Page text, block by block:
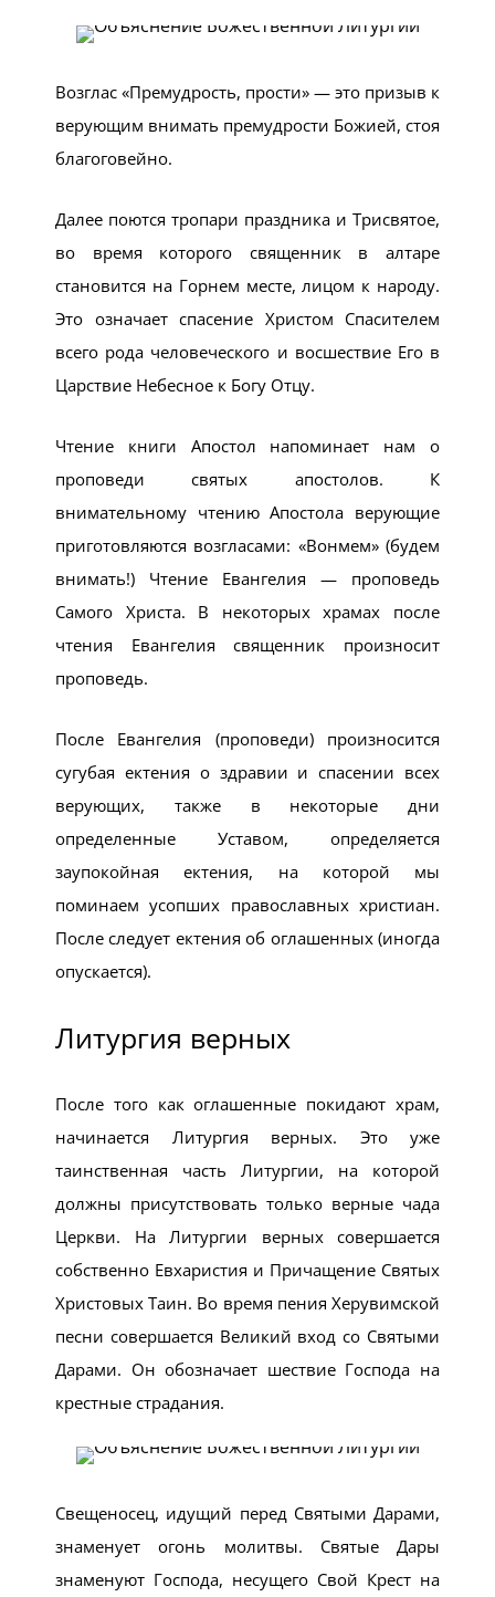
Возглас «Премудрость, прости» — это призыв к
верующим внимать премудрости Божией, стоя
благоговейно.
Далее поются тропари праздника и Трисвятое,
во время которого священник в алтаре
становится на Горнем месте, лицом к народу.
Это означает спасение Христом Спасителем
всего рода человеческого и восшествие Его в
Царствие Небесное к Богу Отцу.
Чтение книги Апостол напоминает нам о
проповеди святых апостолов. К
внимательному чтению Апостола верующие
приготовляются возгласами: «Вонмем» (будем
внимать!) Чтение Евангелия — проповедь
Самого Христа. В некоторых храмах после
чтения Евангелия священник произносит
проповедь.
После Евангелия (проповеди) произносится
сугубая ектения о здравии и спасении всех
верующих, также в некоторые дни
определенные Уставом, определяется
заупокойная ектения, на которой мы
поминаем усопших православных христиан.
После следует ектения об оглашенных (иногда
опускается).
Литургия верных
После того как оглашенные покидают храм,
начинается Литургия верных. Это уже
таинственная часть Литургии, на которой
должны присутствовать только верные чада
Церкви. На Литургии верных совершается
собственно Евхаристия и Причащение Святых
Христовых Таин. Во время пения Херувимской
песни совершается Великий вход со Святыми
Дарами. Он обозначает шествие Господа на
крестные страдания.
Свещеносец, идущий перед Святыми Дарами,
знаменует огонь молитвы. Святые Дары
знаменуют Господа, несущего Свой Крест на